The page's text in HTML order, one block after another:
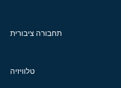
תחבורה ציבורית
טלוויזיה